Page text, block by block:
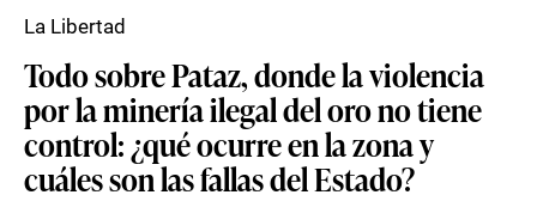
Todo sobre Pataz, donde la violencia
por la minería ilegal del oro no tiene
control: ¿qué ocurre en la zona y
cuáles son las fallas del Estado?
La Libertad